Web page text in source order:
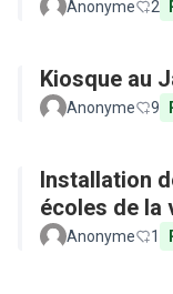
Anonyme 2
Kiosque au
Anonyme 9
Installation
écoles de la
Anonyme 1